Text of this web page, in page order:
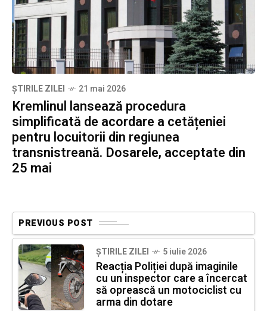
ȘTIRILE ZILEI 21 mai 2026
Kremlinul lansează procedura
simplificată de acordare a cetățeniei
pentru locuitorii din regiunea
transnistreană. Dosarele, acceptate din
25 mai
PREVIOUS POST
ȘTIRILE ZILEI 5 iulie 2026
Reacția Poliției după imaginile
cu un inspector care a încercat
să oprească un motociclist cu
arma din dotare